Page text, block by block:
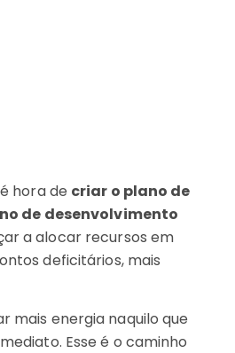
hora de criar o plano de
de desenvolvimento
a alocar recursos em
deficitários, mais
mais energia naquilo que
Esse é o caminho